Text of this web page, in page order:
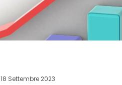
18 Settembre 2023